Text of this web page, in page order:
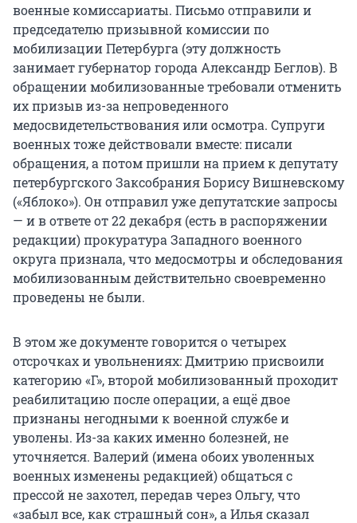
военные комиссариаты. Письмо отправили и
председателю призывной комиссии по
мобилизации Петербурга (эту должность
занимает губернатор города Александр Беглов). В
обращении мобилизованные требовали отменить
их призыв из-за непроведенного
медосвидетельствования или осмотра. Супруги
военных тоже действовали вместе: писали
обращения, а потом пришли на прием к депутату
петербургского Заксобрания Борису Вишневскому
(«Яблоко»). Он отправил уже депутатские запросы
— и в ответе от 22 декабря (есть в распоряжении
редакции) прокуратура Западного военного
округа признала, что медосмотры и обследования
мобилизованным действительно своевременно
проведены не были.
В этом же документе говорится о четырех
отсрочках и увольнениях: Дмитрию присвоили
категорию «Г», второй мобилизованный проходит
реабилитацию после операции, а ещё двое
признаны негодными к военной службе и
уволены. Из-за каких именно болезней, не
уточняется. Валерий (имена обоих уволенных
военных изменены редакцией) общаться с
прессой не захотел, передав через Ольгу, что
«забыл все, как страшный сон», а Илья сказал